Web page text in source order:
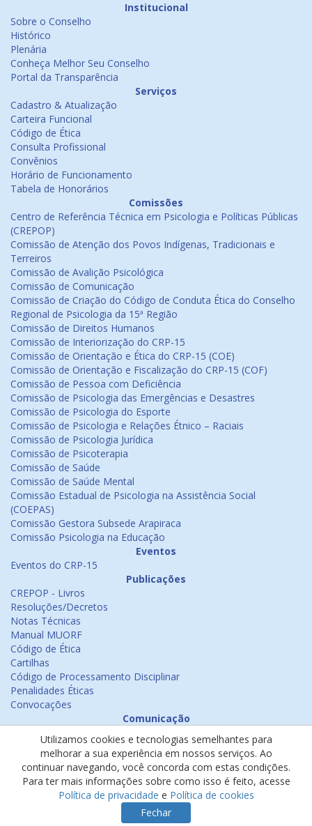
Institucional
Sobre o Conselho
Histórico
Plenária
Conheça Melhor Seu Conselho
Portal da Transparência
Serviços
Cadastro & Atualização
Carteira Funcional
Código de Ética
Consulta Profissional
Convênios
Horário de Funcionamento
Tabela de Honorários
Comissões
Centro de Referência Técnica em Psicologia e Políticas Públicas
(CREPOP)
Comissão de Atenção dos Povos Indígenas, Tradicionais e
Terreiros
Comissão de Avalição Psicológica
Comissão de Comunicação
Comissão de Criação do Código de Conduta Ética do Conselho
Regional de Psicologia da 15ª Região
Comissão de Direitos Humanos
Comissão de Interiorização do CRP-15
Comissão de Orientação e Ética do CRP-15 (COE)
Comissão de Orientação e Fiscalização do CRP-15 (COF)
Comissão de Pessoa com Deficiência
Comissão de Psicologia das Emergências e Desastres
Comissão de Psicologia do Esporte
Comissão de Psicologia e Relações Étnico – Raciais
Comissão de Psicologia Jurídica
Comissão de Psicoterapia
Comissão de Saúde
Comissão de Saúde Mental
Comissão Estadual de Psicologia na Assistência Social
(COEPAS)
Comissão Gestora Subsede Arapiraca
Comissão Psicologia na Educação
Eventos
Eventos do CRP-15
Publicações
CREPOP - Livros
Resoluções/Decretos
Notas Técnicas
Manual MUORF
Código de Ética
Cartilhas
Código de Processamento Disciplinar
Penalidades Éticas
Convocações
Comunicação
Emissão de Certificados
Psicologia na Mídia
Ouvidoria
Política de cookies
Política de privacidade
Utilizamos cookies e tecnologias semelhantes para
melhorar a sua experiência em nossos serviços. Ao
continuar navegando, você concorda com estas condições.
Para ter mais informações sobre como isso é feito, acesse
Política de privacidade e Política de cookies
Fechar